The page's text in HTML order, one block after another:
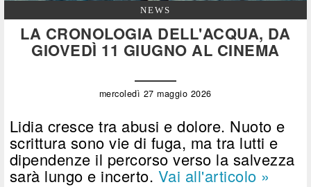
NEWS
LA CRONOLOGIA DELL'ACQUA, DA
GIOVEDÌ 11 GIUGNO AL CINEMA
mercoledì 27 maggio 2026
Lidia cresce tra abusi e dolore. Nuoto e
scrittura sono vie di fuga, ma tra lutti e
dipendenze il percorso verso la salvezza
sarà lungo e incerto. Vai all'articolo »